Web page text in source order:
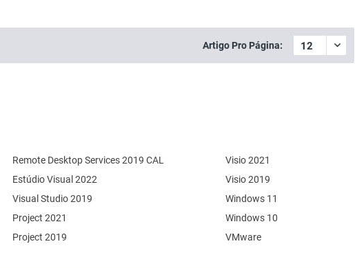
Artigo Pro Página:
Remote Desktop Services 2019 CAL
Estúdio Visual 2022
Visual Studio 2019
Project 2021
Project 2019
Visio 2021
Visio 2019
Windows 11
Windows 10
VMware